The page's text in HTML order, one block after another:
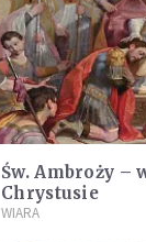
Św. Ambroży –
Chrystusie
WIARA